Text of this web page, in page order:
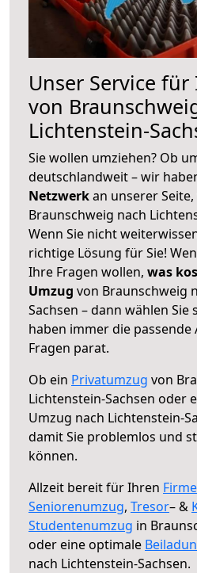
Unser Service
von
Lichtenstein-
Sie wollen umziehen? Ob
deutschlandweit – wir
Netzwerkan unserer
Braunschweig nach
Wenn Sie nicht
richtige Lösung für Sie!
Ihre Fragen wollen, was
Umzug von Braunschweig
Sachsen – dann wählen Sie
haben immer die
Fragen parat.
Ob ein Privatumzug von
Lichtenstein-Sachsen oder
Umzug nach Lichtenstein-
damit Sie problemlos und
können.
Allzeit bereit für Ihren
Seniorenumzug, Tresor– &
Studentenumzug in
oder eine optimale
nach Lichtenstein-Sachsen.